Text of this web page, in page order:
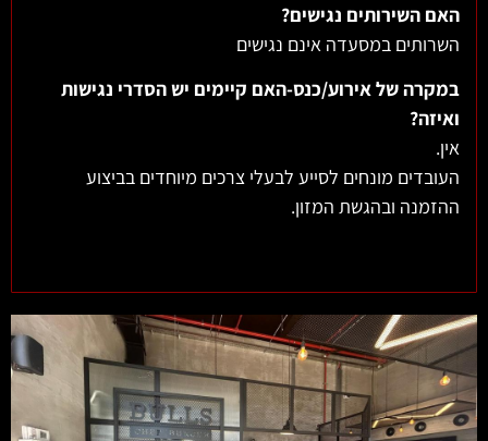
האם השירותים נגישים?
השרותים במסעדה אינם נגישים
במקרה של אירוע/כנס-האם קיימים יש הסדרי נגישות
ואיזה?
אין.
העובדים מונחים לסייע לבעלי צרכים מיוחדים בביצוע
ההזמנה ובהגשת המזון.